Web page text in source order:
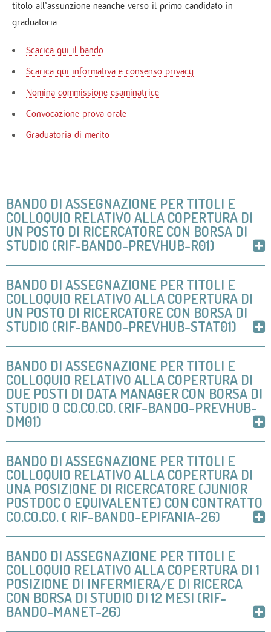
titolo all’assunzione neanche verso il primo candidato in
graduatoria.
Scarica qui il bando
Scarica qui informativa e consenso privacy
Nomina commissione esaminatrice
Convocazione prova orale
Graduatoria di merito
BANDO DI ASSEGNAZIONE PER TITOLI E
COLLOQUIO RELATIVO ALLA COPERTURA DI
UN POSTO DI RICERCATORE CON BORSA DI
STUDIO (RIF-BANDO-PREVHUB-R01)
BANDO DI ASSEGNAZIONE PER TITOLI E
COLLOQUIO RELATIVO ALLA COPERTURA DI
UN POSTO DI RICERCATORE CON BORSA DI
STUDIO (RIF-BANDO-PREVHUB-STAT01)
BANDO DI ASSEGNAZIONE PER TITOLI E
COLLOQUIO RELATIVO ALLA COPERTURA DI
DUE POSTI DI DATA MANAGER CON BORSA DI
STUDIO O CO.CO.CO. (RIF-BANDO-PREVHUB-
DM01)
BANDO DI ASSEGNAZIONE PER TITOLI E
COLLOQUIO RELATIVO ALLA COPERTURA DI
UNA POSIZIONE DI RICERCATORE (JUNIOR
POSTDOC O EQUIVALENTE) CON CONTRATTO
CO.CO.CO. ( RIF-BANDO-EPIFANIA-26)
BANDO DI ASSEGNAZIONE PER TITOLI E
COLLOQUIO RELATIVO ALLA COPERTURA DI 1
POSIZIONE DI INFERMIERA/E DI RICERCA
CON BORSA DI STUDIO DI 12 MESI (RIF-
BANDO-MANET-26)